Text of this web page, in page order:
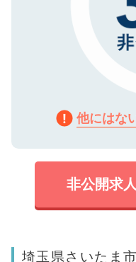
他にはな
非公開求
埼玉県さいたま